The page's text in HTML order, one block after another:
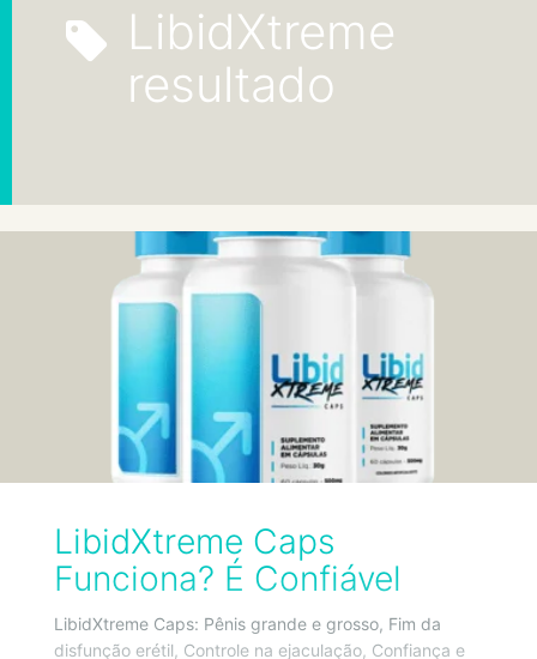
LibidXtreme
resultado
LibidXtreme Caps
Funciona? É Confiável
LibidXtreme Caps: Pênis grande e grosso, Fim da
disfunção erétil, Controle na ejaculação, Confiança e